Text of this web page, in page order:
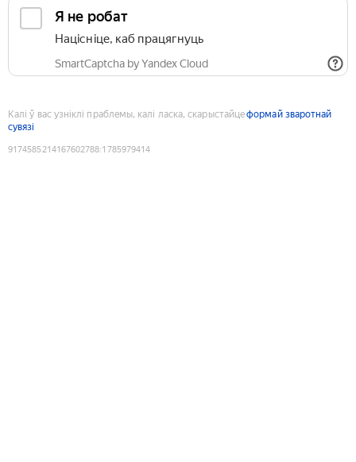
Я не робат
Націсніце, каб працягнуць
SmartCaptcha by Yandex Cloud
Калі ў вас узніклі праблемы, калі ласка, скарыстайцеформай зваротнай
сувязі
9174585214167602788:1785979414